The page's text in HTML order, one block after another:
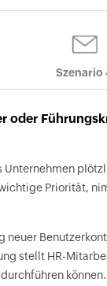
Szenario
oder
Unternehmen
Priorität,
neuer
stellt HR-
können.